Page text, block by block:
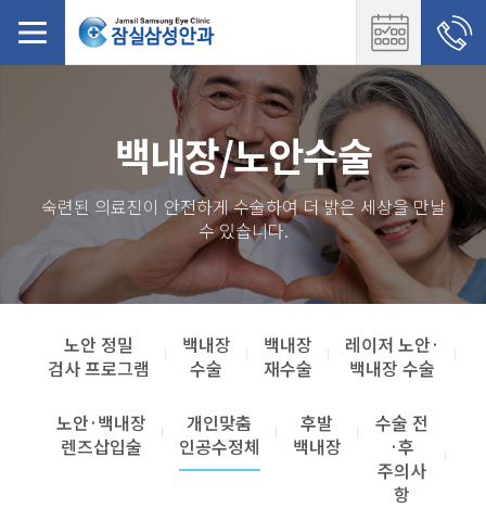
백내장/노안수술
숙련된 의료진이 안전하게 수술하여 더 밝은 세상을 만날
수 있습니다.
노안 정밀
검사 프로그램
백내장
수술
백내장
재수술
레이저 노안·
백내장 수술
노안·백내장
렌즈삽입술
개인맞춤
인공수정체
후발
백내장
수술 전
·후
주의사
항